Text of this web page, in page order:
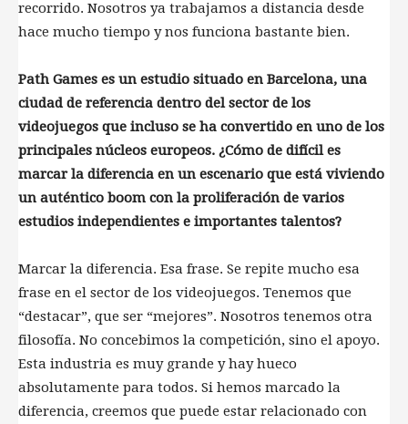
recorrido. Nosotros ya trabajamos a distancia desde
hace mucho tiempo y nos funciona bastante bien.
Path Games es un estudio situado en Barcelona, una
ciudad de referencia dentro del sector de los
videojuegos que incluso se ha convertido en uno de los
principales núcleos europeos. ¿Cómo de difícil es
marcar la diferencia en un escenario que está viviendo
un auténtico boom con la proliferación de varios
estudios independientes e importantes talentos?
Marcar la diferencia. Esa frase. Se repite mucho esa
frase en el sector de los videojuegos. Tenemos que
“destacar”, que ser “mejores”. Nosotros tenemos otra
filosofía. No concebimos la competición, sino el apoyo.
Esta industria es muy grande y hay hueco
absolutamente para todos. Si hemos marcado la
diferencia, creemos que puede estar relacionado con